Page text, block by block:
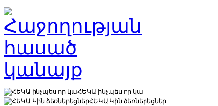
ՀԵԿԱ ինչպես որ կա
ՀԵԿԱ Կին ձեռներեցներ